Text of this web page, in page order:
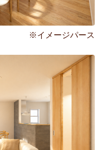
※イメージパース